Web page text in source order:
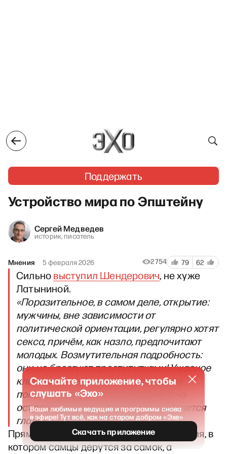
Поддержать
Устройство мира по Эпштейну
Сергей Медведев
историк, писатель
Мнения 5 февраля 2026 2754 79 62
Сильновыступил Шендерович, не хуже
Латыниной.
«Поразительное, в самом деле, открытие:
мужчины, вне зависимости от
политической ориентации, регулярно хотят
секса, причём, как назло, предпочитают
молодых. Возмутительная подробность:
они не брезгуют проститутками! Ужасное
классовое неравенство: некоторые
покупают секс не в подворотне, а на
острове Эпштейна! Тут-то и открывается
главный портал в ханжеский ад…».
Прямо апология естественного состояния, в
котором самцы дерутся за самок, а
Скачайте приложение, чтобы
слушать «Эхо»
Ваши любимые ведущие и программы снова
в эфире! Тут всё, как на старом добром «Эхе»
Скачать приложение